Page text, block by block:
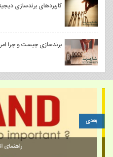
کاربردهای برندسازی
برندسازی چیست و چرا
فروش برند | برند آماده
بعدی